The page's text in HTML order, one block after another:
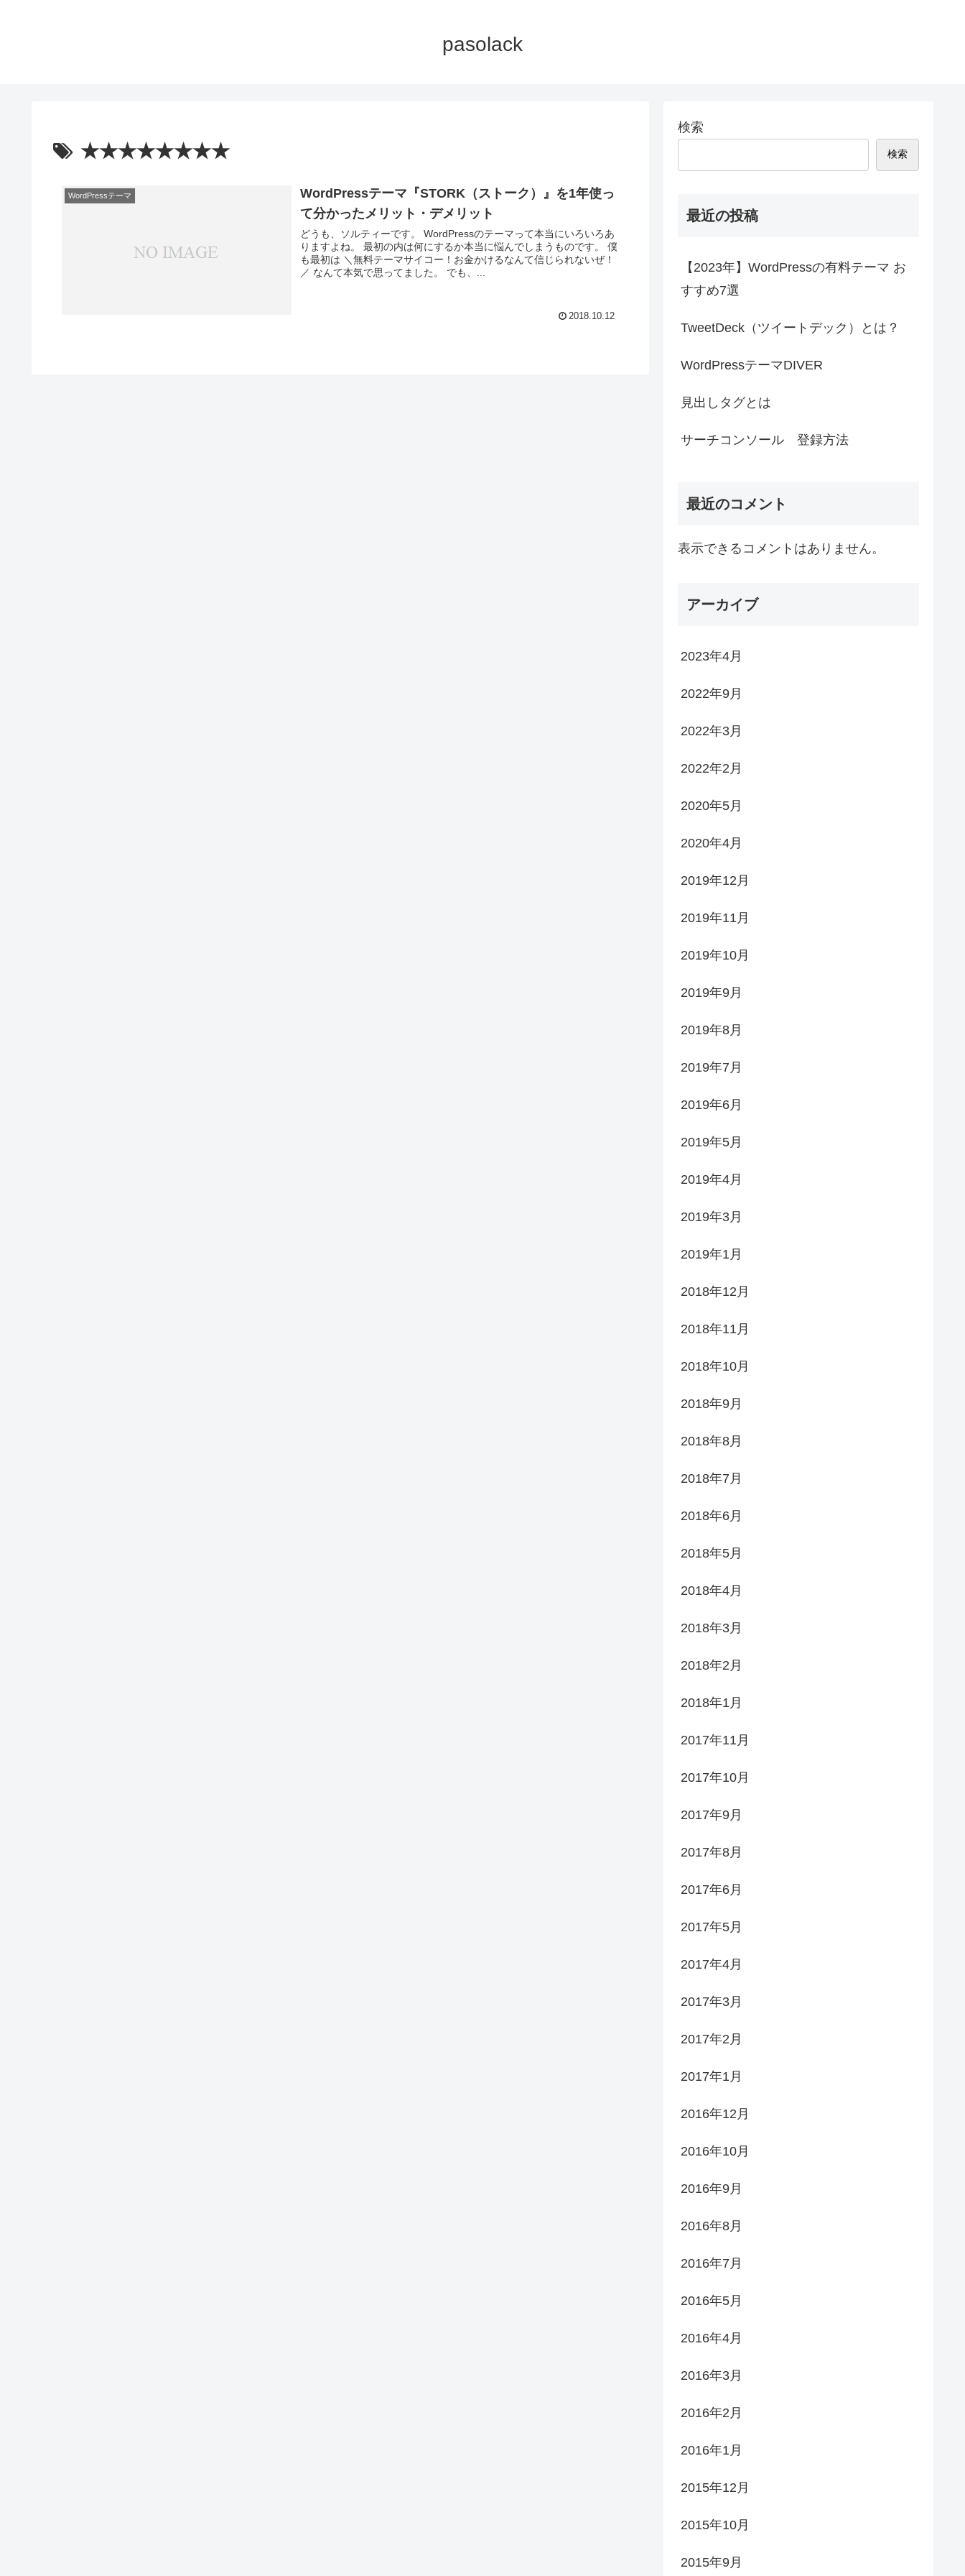
pasolack
★★★★★★★★
WordPressテーマ
WordPressテーマ『STORK（ストーク）』を1年使っ
て分かったメリット・デメリット
どうも、ソルティーです。 WordPressのテーマって本当にいろいろあ
りますよね。 最初の内は何にするか本当に悩んでしまうものです。 僕
も最初は ＼無料テーマサイコー！お金かけるなんて信じられないぜ！
／ なんて本気で思ってました。 でも、...
2018.10.12
検索
検索
最近の投稿
【2023年】WordPressの有料テーマ お
すすめ7選
TweetDeck（ツイートデック）とは？
WordPressテーマDIVER
見出しタグとは
サーチコンソール 登録方法
最近のコメント
表示できるコメントはありません。
アーカイブ
2023年4月
2022年9月
2022年3月
2022年2月
2020年5月
2020年4月
2019年12月
2019年11月
2019年10月
2019年9月
2019年8月
2019年7月
2019年6月
2019年5月
2019年4月
2019年3月
2019年1月
2018年12月
2018年11月
2018年10月
2018年9月
2018年8月
2018年7月
2018年6月
2018年5月
2018年4月
2018年3月
2018年2月
2018年1月
2017年11月
2017年10月
2017年9月
2017年8月
2017年6月
2017年5月
2017年4月
2017年3月
2017年2月
2017年1月
2016年12月
2016年10月
2016年9月
2016年8月
2016年7月
2016年5月
2016年4月
2016年3月
2016年2月
2016年1月
2015年12月
2015年10月
2015年9月